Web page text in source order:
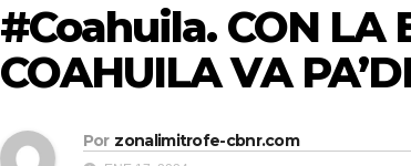
#Coahuila. CON LA
COAHUILA VA
Por zonalimitrofe-cbnr.com